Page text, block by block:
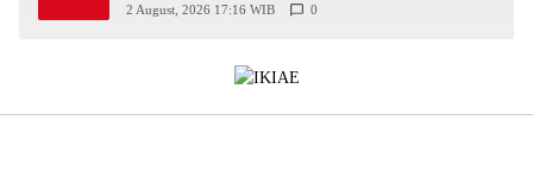
2 August, 2026 17:16 WIB 0